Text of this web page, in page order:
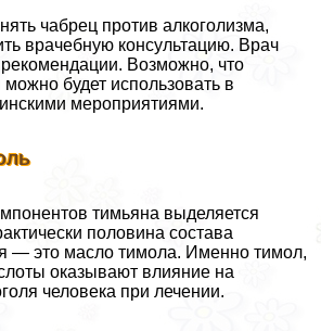
чабрец против алкоголизма,
врачебную консультацию. Врач
Возможно, что
будет использовать в
мероприятиями.
тимьяна выделяется
половина состава
— это масло тимола. Именно тимол,
оказывают влияние на
человека при лечении.